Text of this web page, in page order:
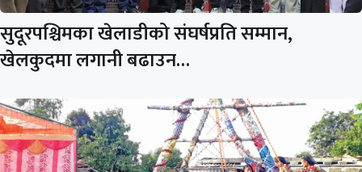
सुदूरपश्चिमका खेलाडीको संघर्षप्रति सम्मान,
खेलकुदमा लगानी बढाउन…